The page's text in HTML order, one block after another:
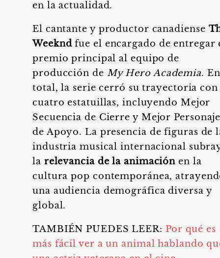
en la actualidad.
El cantante y productor canadiense
Weekndfue el encargado de entregar
premio principal al equipo de
producción de My Hero Academia. En
total, la serie cerró su trayectoria con
cuatro estatuillas, incluyendo Mejor
Secuencia de Cierre y Mejor
de Apoyo. La presencia de figuras de
industria musical internacional
la relevancia de la animación en la
cultura pop contemporánea,
una audiencia demográfica diversa y
global.
TAMBIÉN PUEDES LEER: Por qué es
más fácil ver a un animal hablando